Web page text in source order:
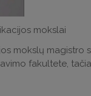
mokslai
mokslų magistro
fakultete,